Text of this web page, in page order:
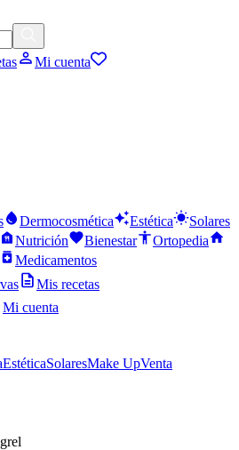
Mi cuenta
Dermocosmética Estética
Solares
Nutrición Bienestar
Ortopedia
Medicamentos
Mis recetas
Mi cuenta
EstéticaSolaresMake UpVenta